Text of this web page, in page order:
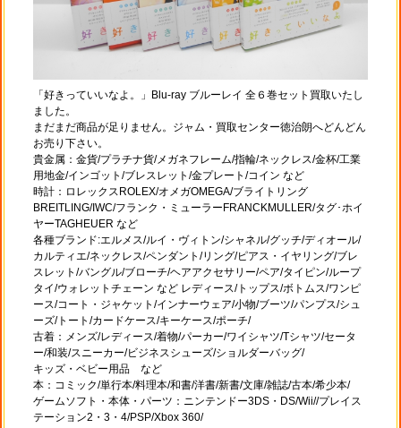
「好きっていいなよ。」Blu-ray ブルーレイ 全６巻セット買取いたし
ました。
まだまだ商品が足りません。ジャム・買取センター徳治朗へどんどん
お売り下さい。
貴金属：金貨/プラチナ貨/メガネフレーム/指輪/ネックレス/金杯/工業
用地金/インゴット/ブレスレット/金プレート/コイン など
時計：ロレックスROLEX/オメガOMEGA/ブライトリング
BREITLING/IWC/フランク・ミューラーFRANCKMULLER/タグ･ホイ
ヤーTAGHEUER など
各種ブランド:エルメス/ルイ・ヴィトン/シャネル/グッチ/ディオール/
カルティエ/ネックレス/ペンダント/リング/ピアス・イヤリング/ブレ
スレット/バングル/ブローチ/ヘアアクセサリー/ペア/タイピン/ループ
タイ/ウォレットチェーン など レディース/トップス/ボトムス/ワンピ
ース/コート・ジャケット/インナーウェア/小物/ブーツ/パンプス/シュ
ーズ/トート/カードケース/キーケース/ポーチ/
古着：メンズ/レディース/着物/パーカー/ワイシャツ/Tシャツ/セータ
ー/和装/スニーカー/ビジネスシューズ/ショルダーバッグ/
キッズ・ベビー用品 など
本：コミック/単行本/料理本/和書/洋書/新書/文庫/雑誌/古本/希少本/
ゲームソフト・本体・パーツ：ニンテンドー3DS・DS/Wii//プレイス
テーション2・3・4/PSP/Xbox 360/